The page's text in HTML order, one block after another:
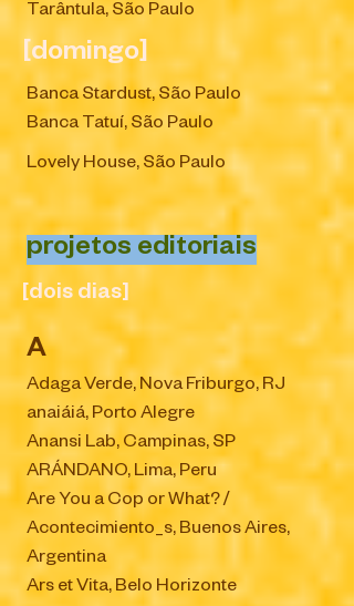
Tarântula, São Paulo
[domingo]
Banca Stardust, São Paulo
Banca Tatuí, São Paulo
Lovely House, São Paulo
projetos editoriais
[dois dias]
A
Adaga Verde, Nova Friburgo, RJ
anaiáiá, Porto Alegre
Anansi Lab, Campinas, SP
ARÁNDANO, Lima, Peru
Are You a Cop or What? /
Acontecimiento_s, Buenos Aires,
Argentina
Ars et Vita, Belo Horizonte